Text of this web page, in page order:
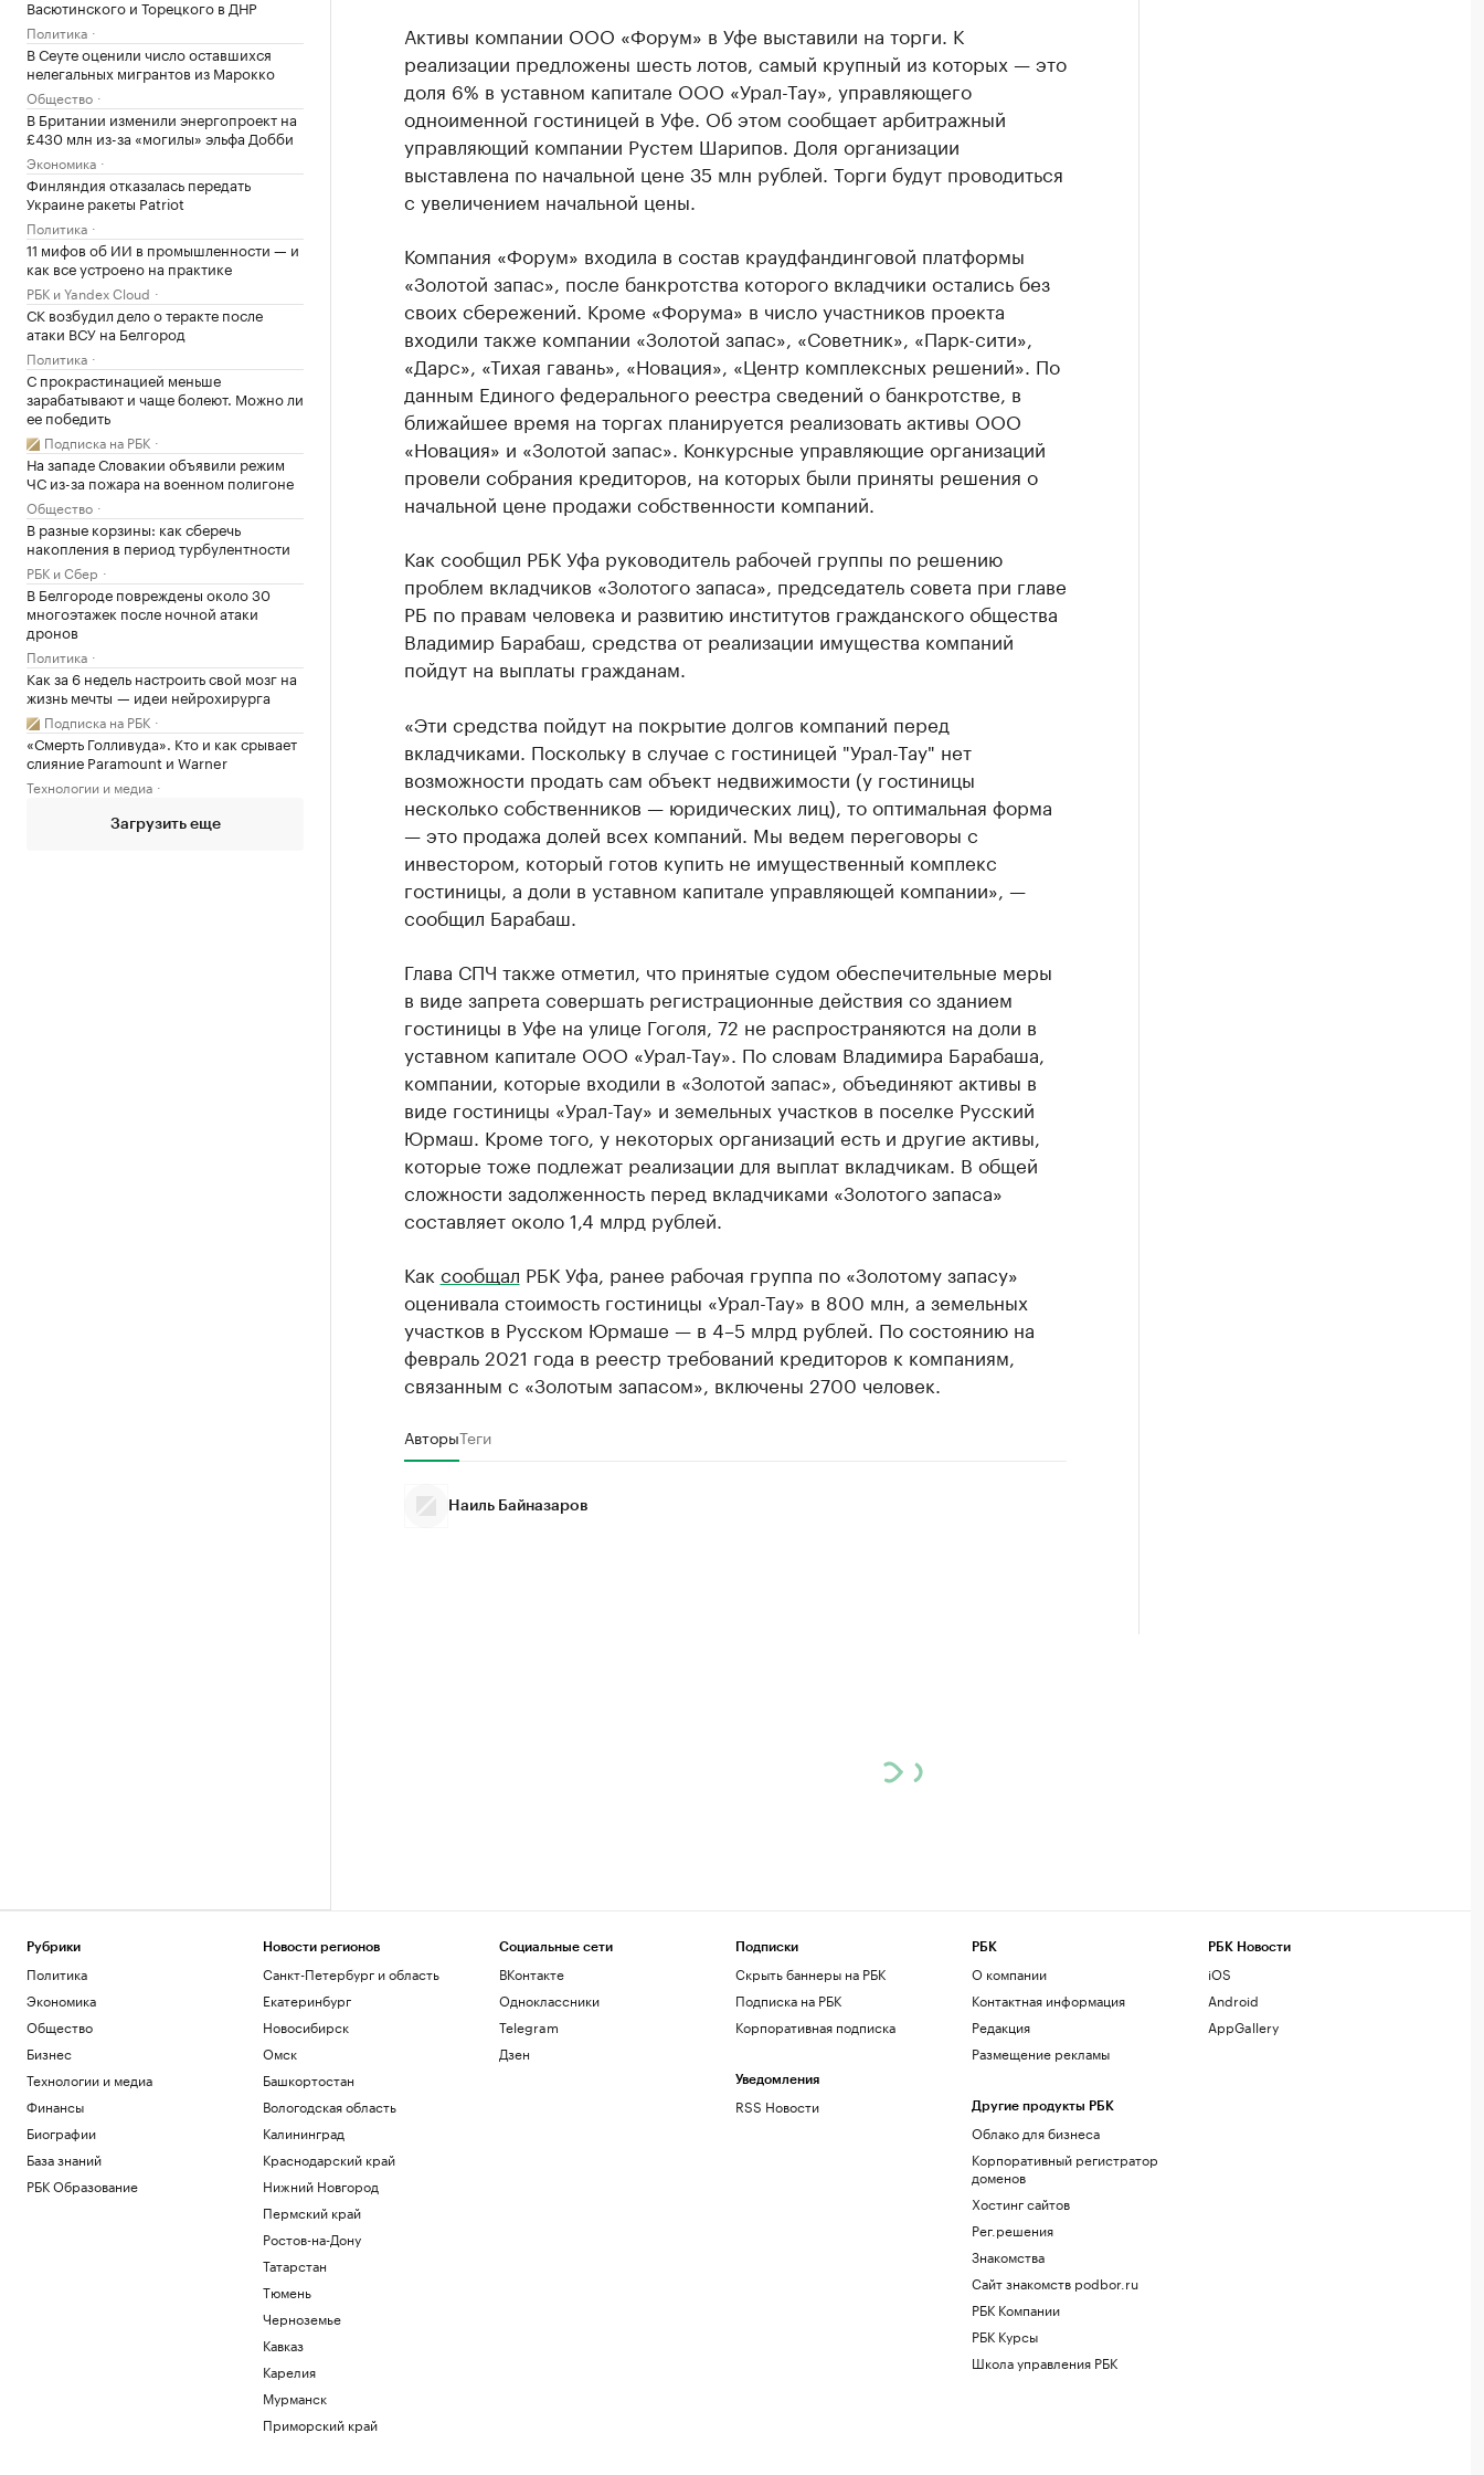
Васютинского и Торецкого в ДНР
Политика
В Сеуте оценили число оставшихся
нелегальных мигрантов из Марокко
Общество
В Британии изменили энергопроект на
£430 млн из-за «могилы» эльфа Добби
Экономика
Финляндия отказалась передать
Украине ракеты Patriot
Политика
11 мифов об ИИ в промышленности — и
как все устроено на практике
РБК и Yandex Cloud
СК возбудил дело о теракте после
атаки ВСУ на Белгород
Политика
С прокрастинацией меньше
зарабатывают и чаще болеют. Можно ли
ее победить
Подписка на РБК
На западе Словакии объявили режим
ЧС из-за пожара на военном полигоне
Общество
В разные корзины: как сберечь
накопления в период турбулентности
РБК и Сбер
В Белгороде повреждены около 30
многоэтажек после ночной атаки
дронов
Политика
Как за 6 недель настроить свой мозг на
жизнь мечты — идеи нейрохирурга
Подписка на РБК
«Смерть Голливуда». Кто и как срывает
слияние Paramount и Warner
Технологии и медиа
Загрузить еще
Активы компании ООО «Форум» в Уфе выставили на торги. К
реализации предложены шесть лотов, самый крупный из которых — это
доля 6% в уставном капитале ООО «Урал-Тау», управляющего
одноименной гостиницей в Уфе. Об этом сообщает арбитражный
управляющий компании Рустем Шарипов. Доля организации
выставлена по начальной цене 35 млн рублей. Торги будут проводиться
с увеличением начальной цены.
Компания «Форум» входила в состав краудфандинговой платформы
«Золотой запас», после банкротства которого вкладчики остались без
своих сбережений. Кроме «Форума» в число участников проекта
входили также компании «Золотой запас», «Советник», «Парк-сити»,
«Дарс», «Тихая гавань», «Новация», «Центр комплексных решений». По
данным Единого федерального реестра сведений о банкротстве, в
ближайшее время на торгах планируется реализовать активы ООО
«Новация» и «Золотой запас». Конкурсные управляющие организаций
провели собрания кредиторов, на которых были приняты решения о
начальной цене продажи собственности компаний.
Как сообщил РБК Уфа руководитель рабочей группы по решению
проблем вкладчиков «Золотого запаса», председатель совета при главе
РБ по правам человека и развитию институтов гражданского общества
Владимир Барабаш, средства от реализации имущества компаний
пойдут на выплаты гражданам.
«Эти средства пойдут на покрытие долгов компаний перед
вкладчиками. Поскольку в случае с гостиницей "Урал-Тау" нет
возможности продать сам объект недвижимости (у гостиницы
несколько собственников — юридических лиц), то оптимальная форма
— это продажа долей всех компаний. Мы ведем переговоры с
инвестором, который готов купить не имущественный комплекс
гостиницы, а доли в уставном капитале управляющей компании», —
сообщил Барабаш.
Глава СПЧ также отметил, что принятые судом обеспечительные меры
в виде запрета совершать регистрационные действия со зданием
гостиницы в Уфе на улице Гоголя, 72 не распространяются на доли в
уставном капитале ООО «Урал-Тау». По словам Владимира Барабаша,
компании, которые входили в «Золотой запас», объединяют активы в
виде гостиницы «Урал-Тау» и земельных участков в поселке Русский
Юрмаш. Кроме того, у некоторых организаций есть и другие активы,
которые тоже подлежат реализации для выплат вкладчикам. В общей
сложности задолженность перед вкладчиками «Золотого запаса»
составляет около 1,4 млрд рублей.
Как сообщал РБК Уфа, ранее рабочая группа по «Золотому запасу»
оценивала стоимость гостиницы «Урал-Тау» в 800 млн, а земельных
участков в Русском Юрмаше — в 4–5 млрд рублей. По состоянию на
февраль 2021 года в реестр требований кредиторов к компаниям,
связанным с «Золотым запасом», включены 2700 человек.
АвторыТеги
Наиль Байназаров
Рубрики
Политика
Экономика
Общество
Бизнес
Технологии и медиа
Финансы
Биографии
База знаний
РБК Образование
Новости регионов
Санкт-Петербург и область
Екатеринбург
Новосибирск
Омск
Башкортостан
Вологодская область
Калининград
Краснодарский край
Нижний Новгород
Пермский край
Ростов-на-Дону
Татарстан
Тюмень
Черноземье
Кавказ
Карелия
Мурманск
Приморский край
Социальные сети
ВКонтакте
Одноклассники
Telegram
Дзен
Подписки
Скрыть баннеры на РБК
Подписка на РБК
Корпоративная подписка
Уведомления
RSS Новости
РБК
О компании
Контактная информация
Редакция
Размещение рекламы
Другие продукты РБК
Облако для бизнеса
Корпоративный регистратор
доменов
Хостинг сайтов
Рег.решения
Знакомства
Сайт знакомств podbor.ru
РБК Компании
РБК Курсы
Школа управления РБК
РБК Новости
iOS
Android
AppGallery